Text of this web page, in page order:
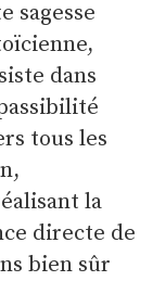
sagesse
dans
tous les
la
directe de
bien sûr